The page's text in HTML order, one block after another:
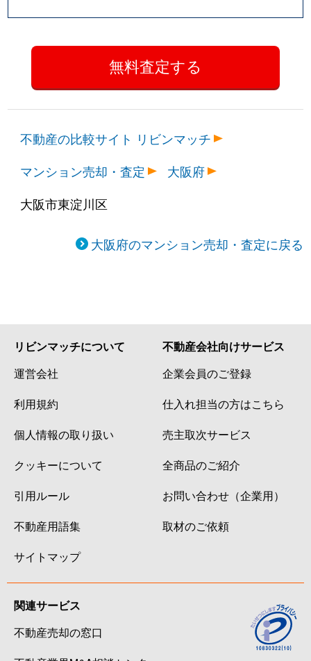
不動産の比較サイト リビンマッチ
マンション売却・査定
大阪府
大阪市東淀川区
大阪府のマンション売却・査定に戻る
リビンマッチについて
運営会社
利用規約
個人情報の取り扱い
クッキーについて
引用ルール
不動産用語集
サイトマップ
不動産会社向けサービス
企業会員のご登録
仕入れ担当の方はこちら
売主取次サービス
全商品のご紹介
お問い合わせ（企業用）
取材のご依頼
関連サービス
不動産売却の窓口